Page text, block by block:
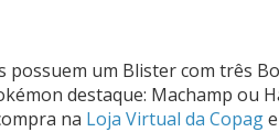
possuem um Blister com três
destaque: Machamp ou
na Loja Virtual da Copag